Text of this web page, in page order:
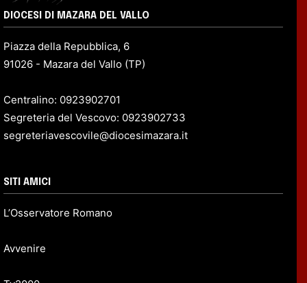
DIOCESI DI MAZARA DEL VALLO
Piazza della Repubblica, 6
91026 - Mazara del Vallo (TP)
Centralino: 0923902701
Segreteria del Vescovo: 0923902733
segreteriavescovile@diocesimazara.it
SITI AMICI
L’Osservatore Romano
Avvenire